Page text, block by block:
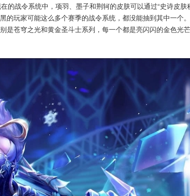
的战令系统中，项羽、墨子和荆轲的皮肤可以通过“史诗皮肤
的玩家可能这么多个赛季的战令系统，都没能抽到其中一个
苍穹之光和黄金圣斗士系列，每一个都是亮闪闪的金色光芒